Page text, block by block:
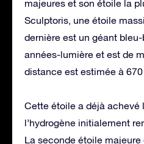
majeures et son étoile la
Sculptoris, une étoile
dernière est un géant
années-lumière et est de
distance est estimée à 670
Cette étoile a déjà achevé
l’hydrogène initialement
La seconde étoile